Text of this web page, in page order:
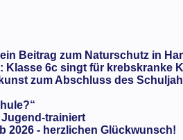
Beitrag zum Naturschutz in
Klasse 6c singt für krebskranke
zum Abschluss des
trainiert
2026 - herzlichen Glückwunsch!